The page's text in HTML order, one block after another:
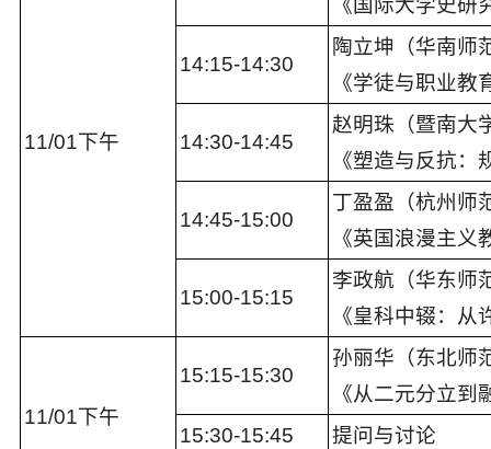
11/01下午
《国际大学史
14:15-14:30
陶立坤（华南师
《学徒与职业
14:30-14:45
赵明珠（暨南大
《塑造与反抗
14:45-15:00
丁盈盈（杭州师
《英国浪漫主
15:00-15:15
李政航（华东师
《皇科中辍：
11/01下午
15:15-15:30
孙丽华（东北师
《从二元分立
15:30-15:45
提问与讨论